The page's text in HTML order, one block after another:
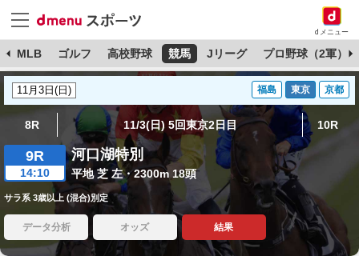
dメニュー
MLB ゴルフ 高校野球 競馬 Jリーグ プロ野球（2軍）
福島 東京 京都
8R 11/3(日) 5回東京2日目 10R
9R
14:10
河口湖特別
平地 芝 左・2300m 18頭
サラ系 3歳以上 (混合)別定
データ分析 オッズ 結果